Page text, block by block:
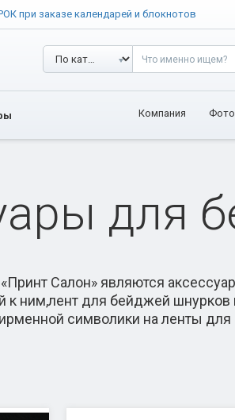
при заказе календарей и блокнотов
Компания
для
Салон» являются
ним,лент для бейджей
символики на ленты